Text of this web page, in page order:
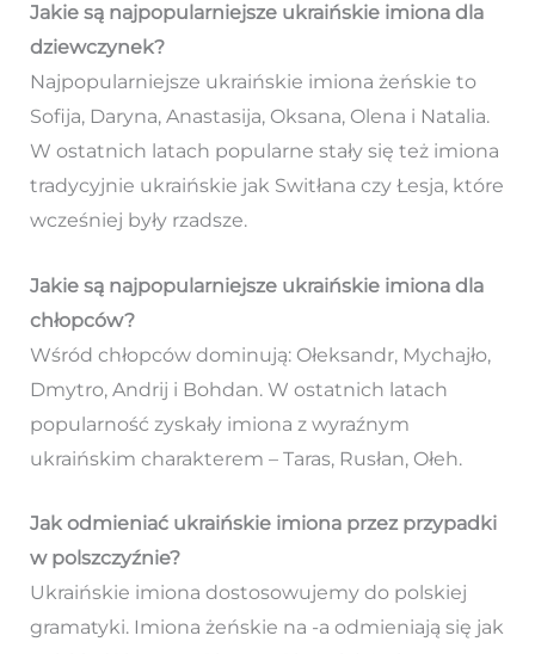
Jakie są najpopularniejsze ukraińskie imiona dla
dziewczynek?
Najpopularniejsze ukraińskie imiona żeńskie to
Sofija, Daryna, Anastasija, Oksana, Olena i Natalia.
W ostatnich latach popularne stały się też imiona
tradycyjnie ukraińskie jak Switłana czy Łesja, które
wcześniej były rzadsze.
Jakie są najpopularniejsze ukraińskie imiona dla
chłopców?
Wśród chłopców dominują: Ołeksandr, Mychajło,
Dmytro, Andrij i Bohdan. W ostatnich latach
popularność zyskały imiona z wyraźnym
ukraińskim charakterem – Taras, Rusłan, Ołeh.
Jak odmieniać ukraińskie imiona przez przypadki
w polszczyźnie?
Ukraińskie imiona dostosowujemy do polskiej
gramatyki. Imiona żeńskie na -a odmieniają się jak